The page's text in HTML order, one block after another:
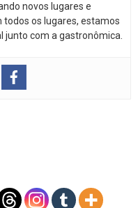
novos lugares e
os lugares, estamos
junto com a gastronômica.